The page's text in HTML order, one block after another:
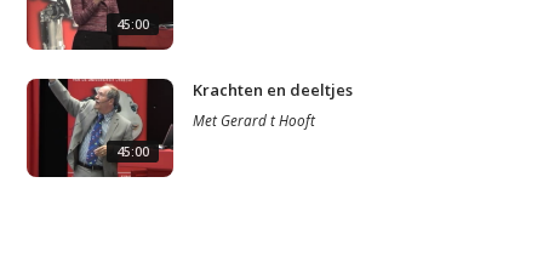
Studium Generale
45:00
45:00
Krachten en deeltjes
MetGerard t Hooft